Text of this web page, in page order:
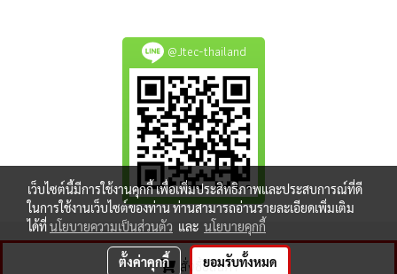
สั่งซื้อสินค้า
@Jtec-thailand
เว็บไซต์นี้มีการใช้งานคุกกี้ เพื่อเพิ่มประสิทธิภาพและประสบการณ์ที่ดี
ในการใช้งานเว็บไซต์ของท่าน ท่านสามารถอ่านรายละเอียดเพิ่มเติม
ได้ที่นโยบายความเป็นส่วนตัว และ นโยบายคุกกี้
ตั้งค่าคุกกี้ ยอมรับทั้งหมด